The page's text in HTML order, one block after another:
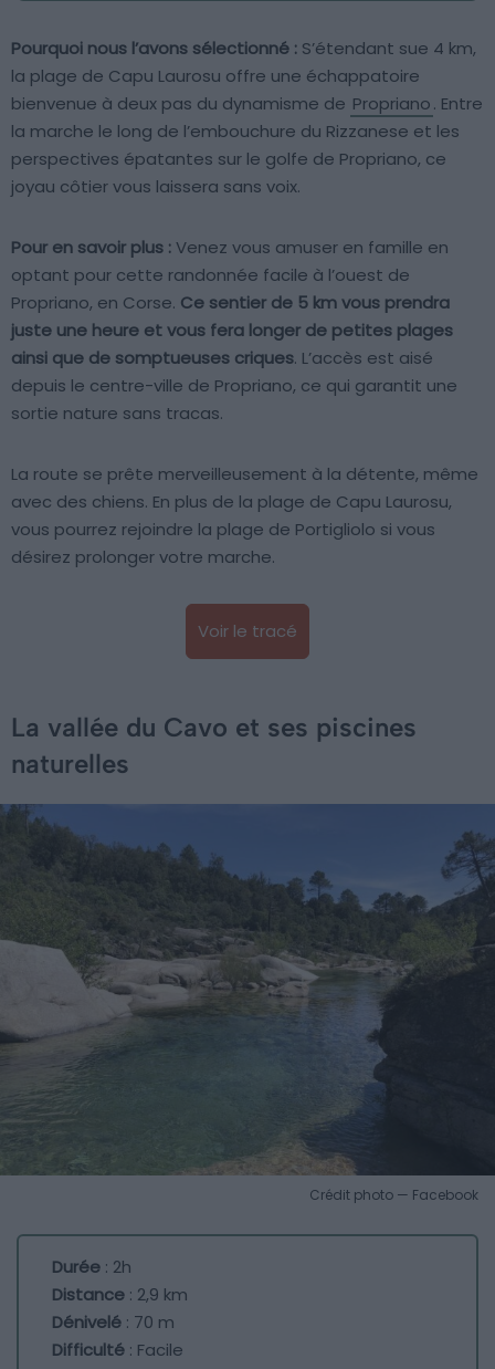
Pourquoi nous l’avons sélectionné : S’étendant sue 4 km,
la plage de Capu Laurosu offre une échappatoire
bienvenue à deux pas du dynamisme de Propriano. Entre
la marche le long de l’embouchure du Rizzanese et les
perspectives épatantes sur le golfe de Propriano, ce
joyau côtier vous laissera sans voix.
Pour en savoir plus :Venez vous amuser en famille en
optant pour cette randonnée facile à l’ouest de
Propriano, en Corse. Ce sentier de 5 km vous prendra
juste une heure et vous fera longer de petites plages
ainsi que de somptueuses criques. L’accès est aisé
depuis le centre-ville de Propriano, ce qui garantit une
sortie nature sans tracas.
La route se prête merveilleusement à la détente, même
avec des chiens. En plus de la plage de Capu Laurosu,
vous pourrez rejoindre la plage de Portigliolo si vous
désirez prolonger votre marche.
Voir le tracé
La vallée du Cavo et ses piscines
naturelles
Crédit photo — Facebook
Durée : 2h
Distance : 2,9 km
Dénivelé : 70 m
Difficulté : Facile